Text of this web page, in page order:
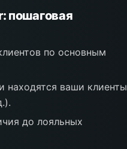
пошаговая
по основным
находятся ваши клиенты
до лояльных